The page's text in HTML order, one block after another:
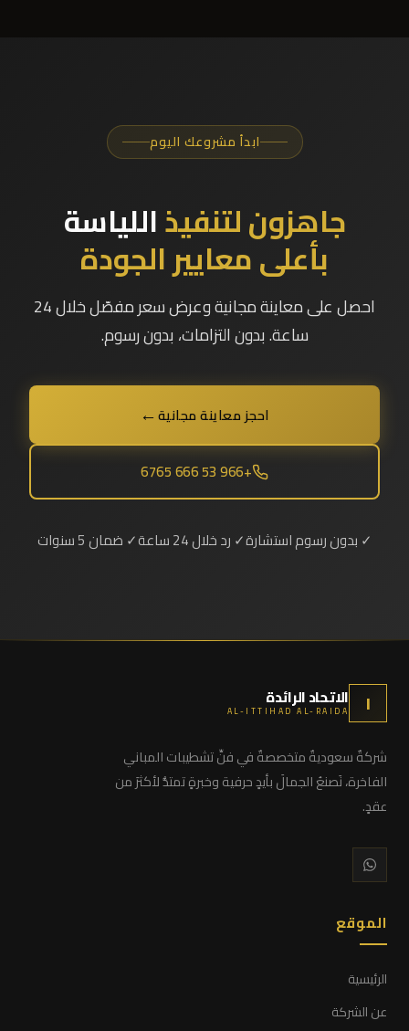
ابدأ مشروعك اليوم
جاهزون لتنفيذاللياسة
بأعلى معايير الجودة
احصل على معاينة مجانية وعرض سعر مفصّل خلال 24
ساعة. بدون التزامات، بدون رسوم.
احجز معاينة مجانية←
+966 53 666 6765
✓ بدون رسوم استشارة✓ رد خلال 24 ساعة ✓ ضمان 5 سنوات
ا الاتحاد الرائدة
AL-ITTIHAD AL-RAIDA
شركةٌ سعوديةٌ متخصصةٌ في فنِّ تشطيبات المباني
الفاخرة، نَصنعُ الجمالَ بأيدٍ حرفية وخبرةٍ تمتدُّ لأكثرَ من
عقدٍ.
الموقع
الرئيسية
عن الشركة